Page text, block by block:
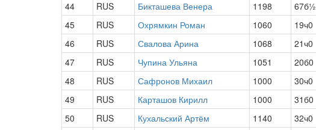
44
RUS Бикташева Венера 1198 67б½
45
RUS Охрямкин Роман 1060 19ч0
46
RUS Свалова Арина 1068 21ч0
47
RUS Чупина Ульяна 1051 20б0
48
RUS Сафронов Михаил 1000 30ч0
49
RUS Карташов Кирилл 1000 31б0
50
RUS Кухальский Артём 1140 32ч0